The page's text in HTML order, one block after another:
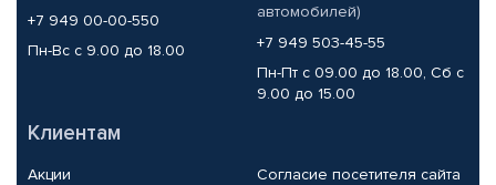
+7 949 00-00-550
Пн-Вс с 9.00 до 18.00
автомобилей)
+7 949 503-45-55
Пн-Пт с 09.00 до 18.00, Сб с
9.00 до 15.00
Клиентам
Акции
Согласие посетителя сайта